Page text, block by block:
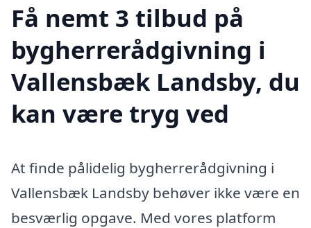
Få nemt 3 tilbud på
bygherrerådgivning i
Vallensbæk Landsby, du
kan være tryg ved
At finde pålidelig bygherrerådgivning i
Vallensbæk Landsby behøver ikke være en
besværlig opgave. Med vores platform